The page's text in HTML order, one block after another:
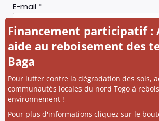
E-mail *
Site web
Financement participatif :
aide au reboisement des
Baga
Pour lutter contre la dégradation des sols,
communautés locales du nord Togo à
environnement !
Pour plus d'informations cliquez sur le